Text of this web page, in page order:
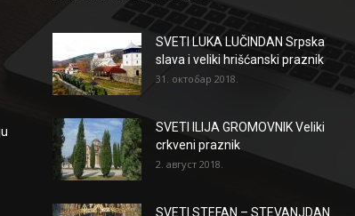
SVETI LUKA LUČINDAN Srpska
slava i veliki hrišćanski praznik
31. октобар 2018.
SVETI ILIJA GROMOVNIK Veliki
crkveni praznik
2. август 2018.
SVETI STEFAN – STEVANJDAN